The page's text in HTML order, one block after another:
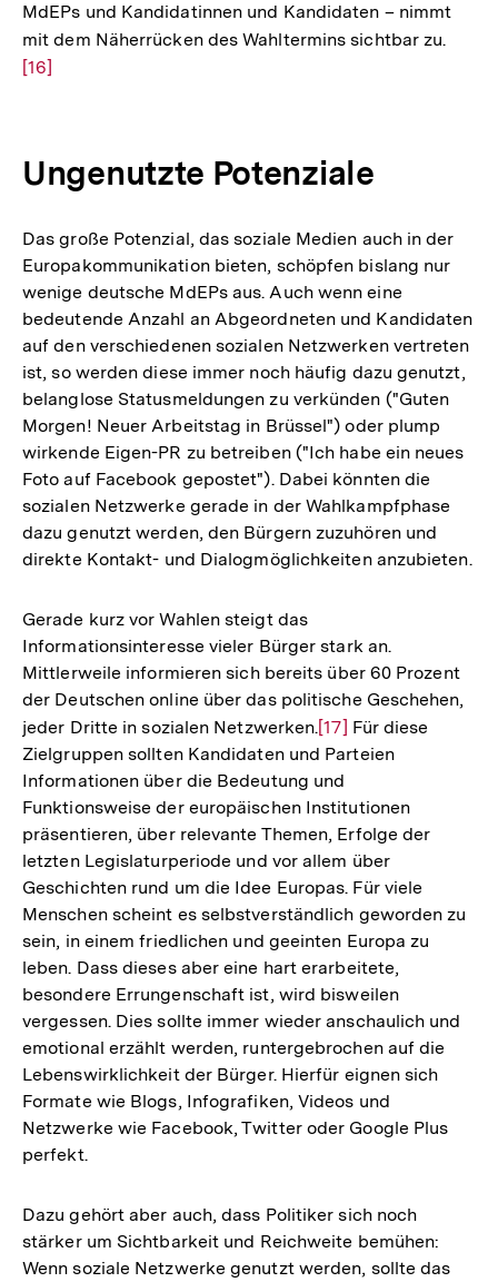
MdEPs und Kandidatinnen und Kandidaten – nimmt
mit dem Näherrücken des Wahltermins sichtbar zu.
[16]
Ungenutzte Potenziale
Das große Potenzial, das soziale Medien auch in der
Europakommunikation bieten, schöpfen bislang nur
wenige deutsche MdEPs aus. Auch wenn eine
bedeutende Anzahl an Abgeordneten und Kandidaten
auf den verschiedenen sozialen Netzwerken vertreten
ist, so werden diese immer noch häufig dazu genutzt,
belanglose Statusmeldungen zu verkünden ("Guten
Morgen! Neuer Arbeitstag in Brüssel") oder plump
wirkende Eigen-PR zu betreiben ("Ich habe ein neues
Foto auf Facebook gepostet"). Dabei könnten die
sozialen Netzwerke gerade in der Wahlkampfphase
dazu genutzt werden, den Bürgern zuzuhören und
direkte Kontakt- und Dialogmöglichkeiten anzubieten.
Gerade kurz vor Wahlen steigt das
Informationsinteresse vieler Bürger stark an.
Mittlerweile informieren sich bereits über 60 Prozent
der Deutschen online über das politische Geschehen,
jeder Dritte in sozialen Netzwerken.Zur
Auflösung
der
Fußnote
[17] Für diese
Zielgruppen sollten Kandidaten und Parteien
Informationen über die Bedeutung und
Funktionsweise der europäischen Institutionen
präsentieren, über relevante Themen, Erfolge der
letzten Legislaturperiode und vor allem über
Geschichten rund um die Idee Europas. Für viele
Menschen scheint es selbstverständlich geworden zu
sein, in einem friedlichen und geeinten Europa zu
leben. Dass dieses aber eine hart erarbeitete,
besondere Errungenschaft ist, wird bisweilen
vergessen. Dies sollte immer wieder anschaulich und
emotional erzählt werden, runtergebrochen auf die
Lebenswirklichkeit der Bürger. Hierfür eignen sich
Formate wie Blogs, Infografiken, Videos und
Netzwerke wie Facebook, Twitter oder Google Plus
perfekt.
Dazu gehört aber auch, dass Politiker sich noch
stärker um Sichtbarkeit und Reichweite bemühen:
Wenn soziale Netzwerke genutzt werden, sollte das